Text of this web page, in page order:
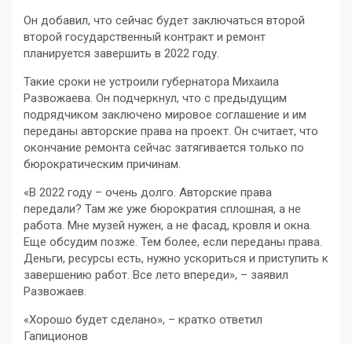
Он добавил, что сейчас будет заключаться второй
второй государственный контракт и ремонт
планируется завершить в 2022 году.
Такие сроки не устроили губернатора Михаила
Развожаева. Он подчеркнул, что с предыдущим
подрядчиком заключено мировое соглашение и им
переданы авторские права на проект. Он считает, что
окончание ремонта сейчас затягивается только по
бюрократическим причинам.
«В 2022 году – очень долго. Авторские права
передали? Там же уже бюрократия сплошная, а не
работа. Мне музей нужен, а не фасад, кровля и окна.
Еще обсудим позже. Тем более, если переданы права.
Деньги, ресурсы есть, нужно ускориться и приступить к
завершению работ. Все лето впереди», – заявил
Развожаев.
«Хорошо будет сделано», – кратко ответил
Гапиционов